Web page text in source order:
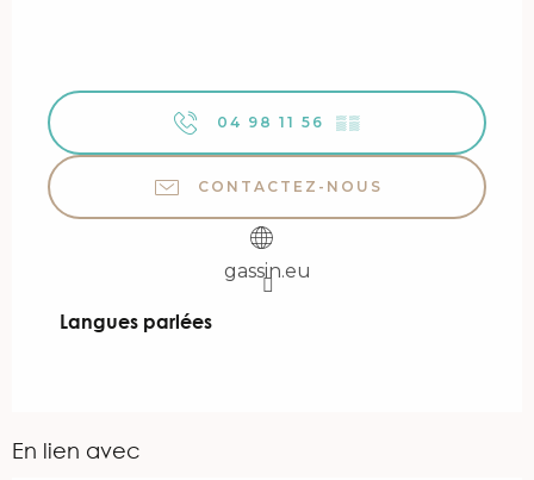
04 98 11 56 ▒▒
CONTACTEZ-NOUS
gassin.eu
Langues parlées
Langues parlées
En lien avec